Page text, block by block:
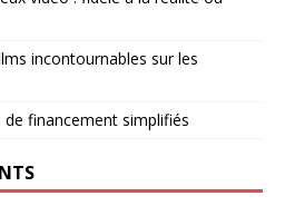
incontournables sur les
financement simplifiés